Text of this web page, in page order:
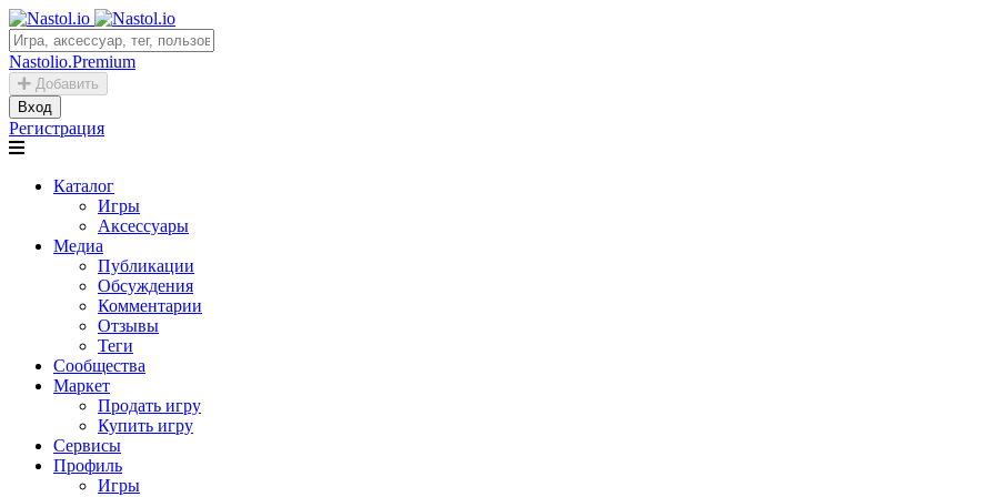
Nastolio.Premium
Добавить
Вход
Регистрация
Каталог
Игры
Аксессуары
Медиа
Публикации
Обсуждения
Комментарии
Отзывы
Теги
Сообщества
Маркет
Продать игру
Купить игру
Сервисы
Профиль
Игры